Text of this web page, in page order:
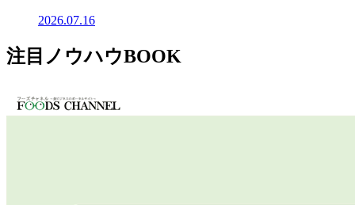
2026.07.16
注目ノウハウBOOK